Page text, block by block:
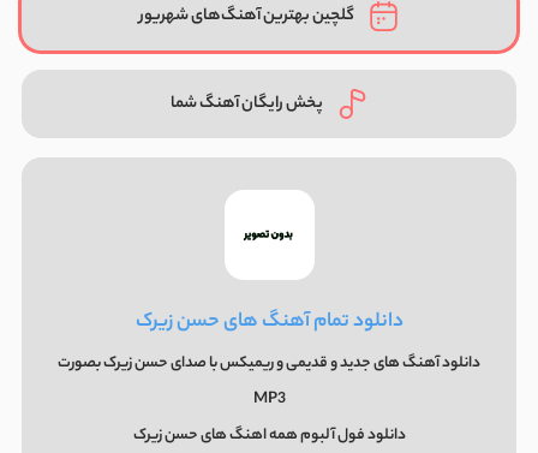
گلچین بهترین آهنگ‌های شهریور
پخش رایگان آهنگ شما
دانلود تمام آهنگ های حسن زیرک
دانلود آهنگ های جدید و قدیمی و ریمیکس با صدای حسن زیرک بصورت
MP3
دانلود فول آلبوم همه اهنگ های حسن زیرک